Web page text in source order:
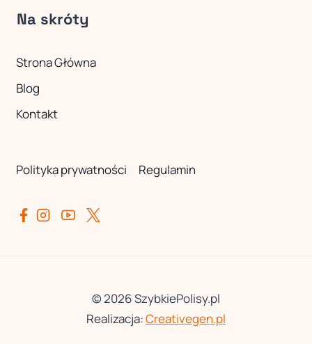
Na skróty
Strona Główna
Blog
Kontakt
Polityka prywatności Regulamin
© 2026 SzybkiePolisy.pl
Realizacja:Creativegen.pl